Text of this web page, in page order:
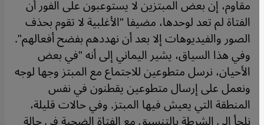
مقاوم، إن بعض المبتزين لا يستوعبون على الفور أن
الفتاة لم تعد لوحدها، مضيفا "الأغلبية لا تقوم بحذف
الصور والفيديوهات إلا بعد أن نهددهم بفضح أفعالهم".
وفي هذا السياق، يشير اليماني إلى أنه "في بعض
الأحيان، نرسل متطوعين للاجتماع مع المبتز وجها لوجه
ونعمل على إرسال متطوعين يقطنون في نفس
المنطقة التي يعيش فيها المبتز. وفي حالات قليلة،